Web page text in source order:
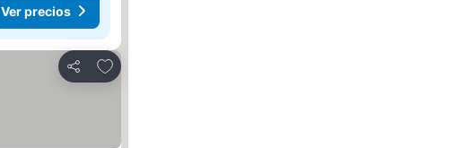
Ver precios
Compartir
Agregar a favoritos